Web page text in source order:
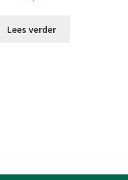
Lees verder